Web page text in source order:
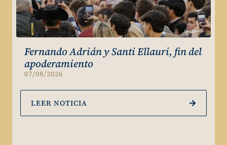
Fernando Adrián y Santi Ellauri, fin del
apoderamiento
07/08/2026
LEER NOTICIA